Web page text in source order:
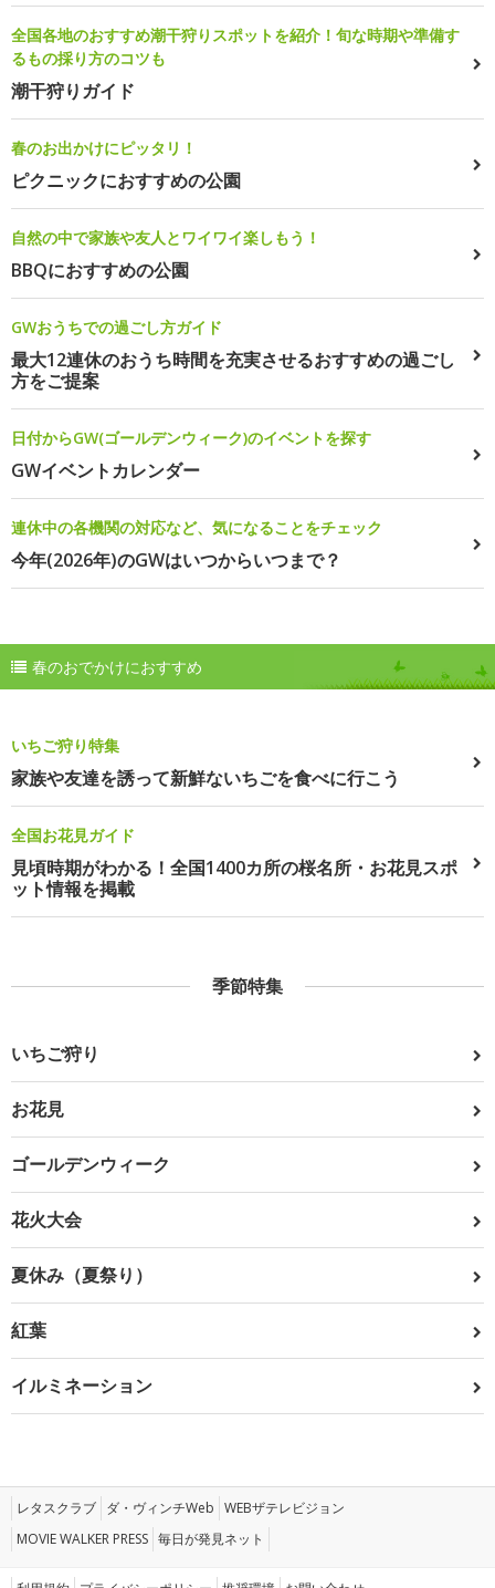
全国各地のおすすめ潮干狩りスポットを紹介！旬な時期や準備す
るもの採り方のコツも
潮干狩りガイド
春のお出かけにピッタリ！
ピクニックにおすすめの公園
自然の中で家族や友人とワイワイ楽しもう！
BBQにおすすめの公園
GWおうちでの過ごし方ガイド
最大12連休のおうち時間を充実させるおすすめの過ごし
方をご提案
日付からGW(ゴールデンウィーク)のイベントを探す
GWイベントカレンダー
連休中の各機関の対応など、気になることをチェック
今年(2026年)のGWはいつからいつまで？
春のおでかけにおすすめ
いちご狩り特集
家族や友達を誘って新鮮ないちごを食べに行こう
全国お花見ガイド
見頃時期がわかる！全国1400カ所の桜名所・お花見スポ
ット情報を掲載
季節特集
いちご狩り
お花見
ゴールデンウィーク
花火大会
夏休み（夏祭り）
紅葉
イルミネーション
レタスクラブ ダ・ヴィンチWeb WEBザテレビジョン
MOVIE WALKER PRESS 毎日が発見ネット